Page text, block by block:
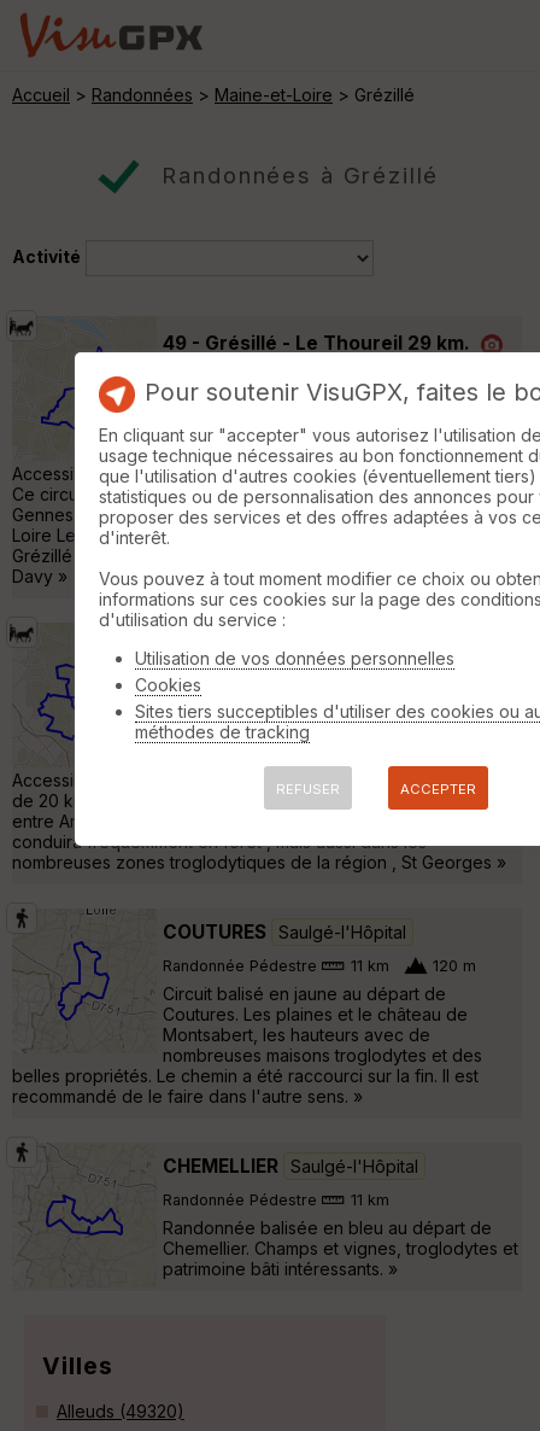
Accueil > Randonnées > Maine-et-Loire > Grézillé
Randonnées à Grézillé
Activité
49 - Grésillé - Le Thoureil 29 km.
Randonnée en attelage 29 km 260 m
Cet itinéraire fait partie de la collection de
EquiLiberté : http://www.equiliberte.org
Accessible Aux Attelages Départ : parking, rue des lavandières
Ce circuit au départ de grésillé vous conduit au nord de
Gennes , puis au Thoureil , site exceptionnel des bords de
Loire Le circuit est jumelable avec l'autre circuit partant de
Grézillé Un hébergement est possible au Domaine de Bois
Davy »
49 - Grésillé-Louère 34 km.
Saulgé-l'Hôpital
Randonnée en attelage 34 km 240 m
Cet itinéraire fait partie de la collection de
Accessible Aux Attelages un raccourci est possible, circuit court
de 20 kms Départ : parking, rue des lavandières à mi-chemin
entre Angers et Saumur , ce circuit au départ de Grésillé vous
conduira fréquemment en forêt , mais aussi dans les
nombreuses zones troglodytiques de la région , St Georges »
COUTURES Saulgé-l'Hôpital
Randonnée Pédestre 11 km 120 m
Circuit balisé en jaune au départ de
Coutures. Les plaines et le château de
Montsabert, les hauteurs avec de
nombreuses maisons troglodytes et des
belles propriétés. Le chemin a été raccourci sur la fin. Il est
recommandé de le faire dans l'autre sens. »
CHEMELLIER Saulgé-l'Hôpital
Randonnée Pédestre 11 km
Randonnée balisée en bleu au départ de
Chemellier. Champs et vignes, troglodytes et
patrimoine bâti intéressants. »
Villes
Alleuds (49320)
Pour soutenir VisuGPX, faites le
En cliquant sur "accepter" vous autorisez l'utilisation
usage technique nécessaires au bon fonctionnement
que l'utilisation d'autres cookies (éventuellement
statistiques ou de personnalisation des annonces pour
proposer des services et des offres adaptées à vos
d'interêt.
Vous pouvez à tout moment modifier ce choix ou
informations sur ces cookies sur la page des
d'utilisation du service :
Utilisation de vos données personnelles
Cookies
Sites tiers succeptibles d'utiliser des cookies ou
méthodes de tracking
REFUSER ACCEPTER